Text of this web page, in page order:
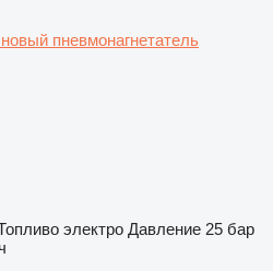
новый пневмонагнетатель
электро Давление 25 бар